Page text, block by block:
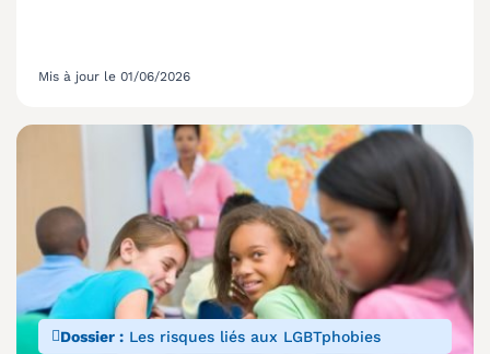
Mis à jour le 01/06/2026
Dossier : Les risques liés aux LGBTphobies